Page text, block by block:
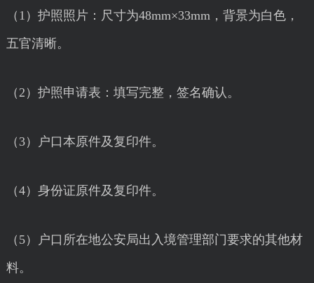
（1）护照照片：尺寸为48mm×33mm，背景为白色，
五官清晰。
（2）护照申请表：填写完整，签名确认。
（3）户口本原件及复印件。
（4）身份证原件及复印件。
（5）户口所在地公安局出入境管理部门要求的其他材
料。